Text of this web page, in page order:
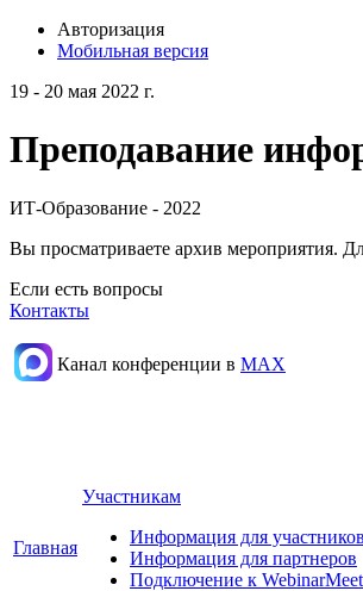
Авторизация
Мобильная версия
19 - 20 мая 2022 г.
Преподавание
ИТ-Образование - 2022
Вы просматриваете архив мероприятия.
Если есть вопросы
Контакты
Канал конференции в МАХ
Главная
Участникам
Информация для участников
Информация для партнеров
Подключение к